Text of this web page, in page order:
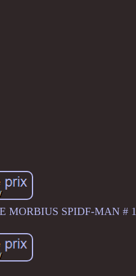
MORBIUS SPIDF-MAN #